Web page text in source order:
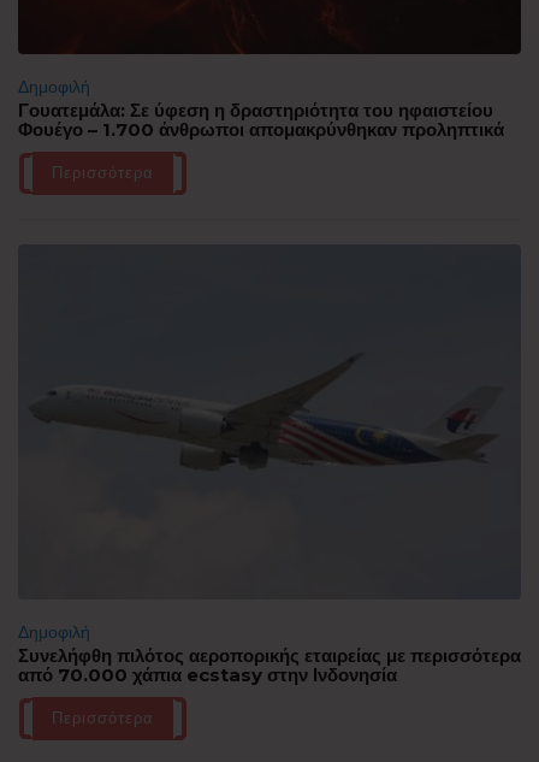
Δημοφιλή
Γουατεμάλα: Σε ύφεση η δραστηριότητα του ηφαιστείου
Φουέγο – 1.700 άνθρωποι απομακρύνθηκαν προληπτικά
Περισσότερα
Δημοφιλή
Συνελήφθη πιλότος αεροπορικής εταιρείας με περισσότερα
από 70.000 χάπια ecstasy στην Ινδονησία
Περισσότερα